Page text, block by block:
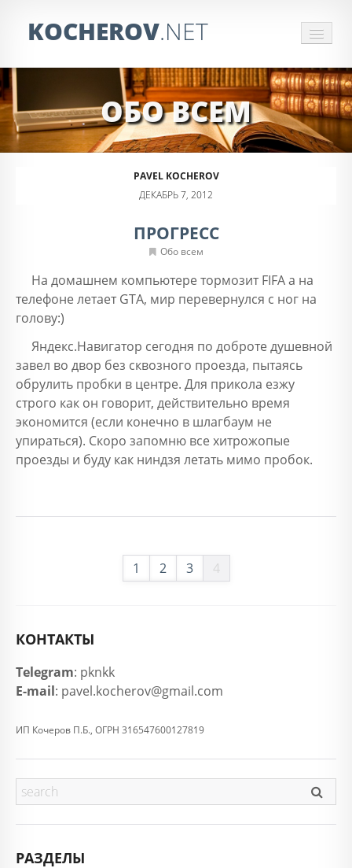
KOCHEROV.NET
СБОР ИНФОРМАЦИИ
ЗАКАЗАТЬ ПАРСЕР
ОБРАБОТКА ПРАЙСОВ
ОБО ВСЕМ
PAVEL KOCHEROV
ДЕКАБРЬ 7, 2012
ПРОГРЕСС
Обо всем
На домашнем компьютере тормозит FIFA а на
телефоне летает GTA, мир перевернулся с ног на
голову:)
Яндекс.Навигатор сегодня по доброте душевной
завел во двор без сквозного проезда, пытаясь
обрулить пробки в центре. Для прикола езжу
строго как он говорит, действительно время
экономится (если конечно в шлагбаум не
упираться). Скоро запомню все хитрожопые
проезды и буду как ниндзя летать мимо пробок.
1 2 3 4
КОНТАКТЫ
Telegram: pknkk
E-mail: pavel.kocherov@gmail.com
ИП Кочеров П.Б., ОГРН 316547600127819
РАЗДЕЛЫ